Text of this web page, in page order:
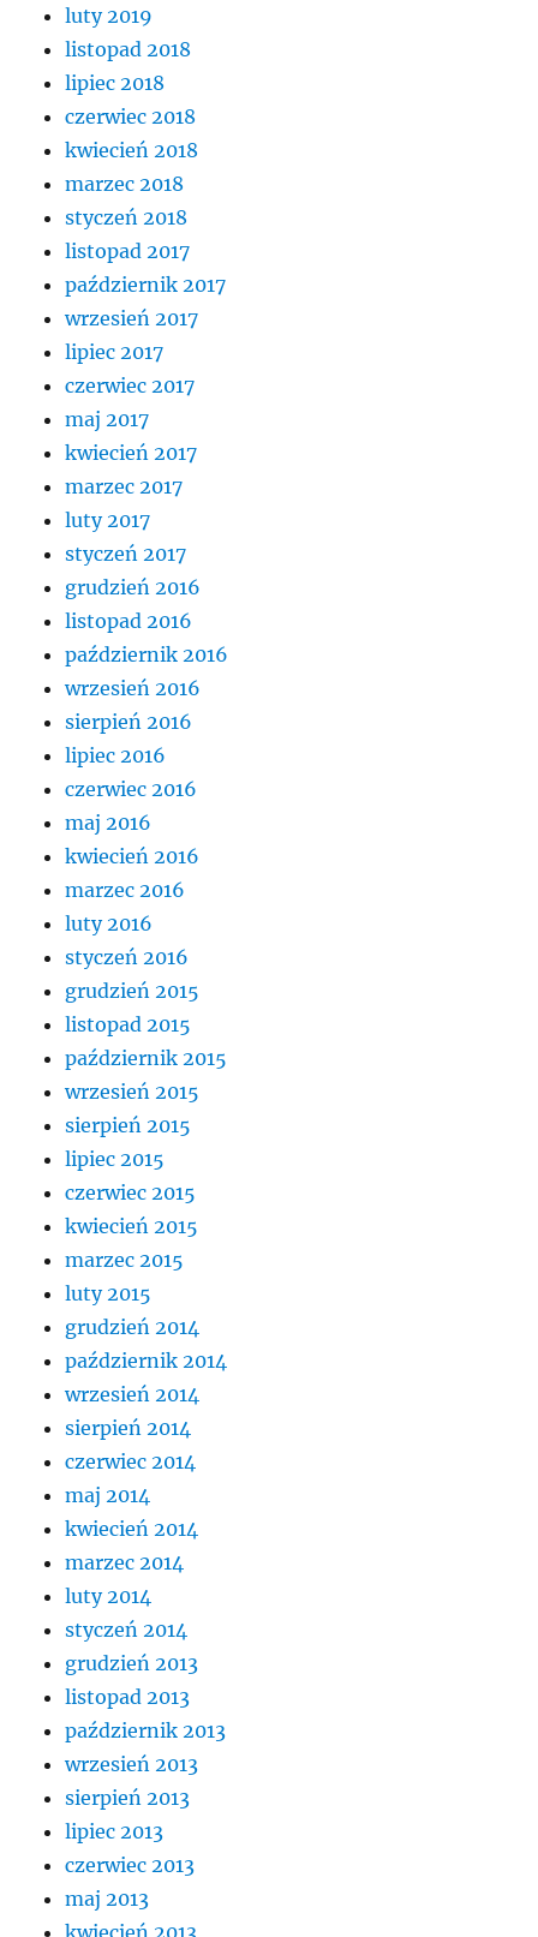
luty 2019
listopad 2018
lipiec 2018
czerwiec 2018
kwiecień 2018
marzec 2018
styczeń 2018
listopad 2017
październik 2017
wrzesień 2017
lipiec 2017
czerwiec 2017
maj 2017
kwiecień 2017
marzec 2017
luty 2017
styczeń 2017
grudzień 2016
listopad 2016
październik 2016
wrzesień 2016
sierpień 2016
lipiec 2016
czerwiec 2016
maj 2016
kwiecień 2016
marzec 2016
luty 2016
styczeń 2016
grudzień 2015
listopad 2015
październik 2015
wrzesień 2015
sierpień 2015
lipiec 2015
czerwiec 2015
kwiecień 2015
marzec 2015
luty 2015
grudzień 2014
październik 2014
wrzesień 2014
sierpień 2014
czerwiec 2014
maj 2014
kwiecień 2014
marzec 2014
luty 2014
styczeń 2014
grudzień 2013
listopad 2013
październik 2013
wrzesień 2013
sierpień 2013
lipiec 2013
czerwiec 2013
maj 2013
kwiecień 2013